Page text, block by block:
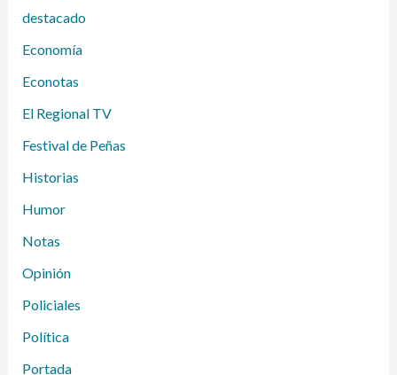
destacado
Economía
Econotas
El Regional TV
Festival de Peñas
Historias
Humor
Notas
Opinión
Policiales
Política
Portada